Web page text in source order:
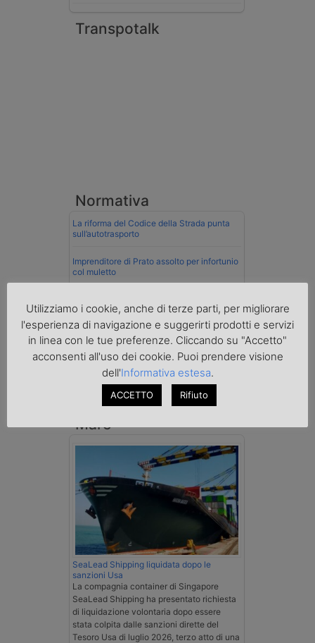
Transpotalk
Normativa
La riforma del Codice della Strada punta
sull’autotrasporto
Imprenditore di Prato assolto per infortunio
col muletto
velocità col cronotachigrafo
La Cassazione conferma la qualifica di
spedizioniere-vettore
Esenzione Iva nei trasporti internazionali
su tutta la filiera
Mare
SeaLead Shipping liquidata dopo le
sanzioni Usa
La compagnia container di Singapore
SeaLead Shipping ha presentato richiesta
di liquidazione volontaria dopo essere
stata colpita dalle sanzioni dirette del
Tesoro Usa di luglio 2026, terzo atto di una
Utilizziamo i cookie, anche di terze parti, per migliorare
l'esperienza di navigazione e suggerirti prodotti e servizi
in linea con le tue preferenze. Cliccando su "Accetto"
acconsenti all'uso dei cookie. Puoi prendere visione
dell'Informativa estesa.
ACCETTO Rifiuto